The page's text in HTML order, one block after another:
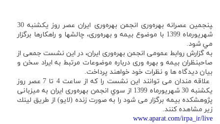
‍پنجمین عصرانه بهره‌وری انجمن بهره‌وری ایران عصر روز یکشنبه 30
شهریورماه 1399 با موضوع بیمه و بهره‌وری، چالشها و راهكارها برگزار
مي شود.
به گزارش روابط عمومی انجمن بهره‌وری ايران، در اين نشست جمعی از
صاحبنظران بيمه و بهره وری درباره موضوعات مرتبط به ایراد سخن و
بیان دیدگاه ها و نظرات خود خواهند پرداخت.
علاقه مندان می توانند اين نشست را كه از ساعت 4 تا 7 عصر روز
يكشنبه 30 شهريورماه 1399 از سوي انجمن بهره‌وری ايران به ميزبانی
پژوهشكده بيمه برگزار می شود را به صورت زنده (لايو) از طريق لينك
زير مشاهده كنند.
www.aparat.com/irpa_ir/live